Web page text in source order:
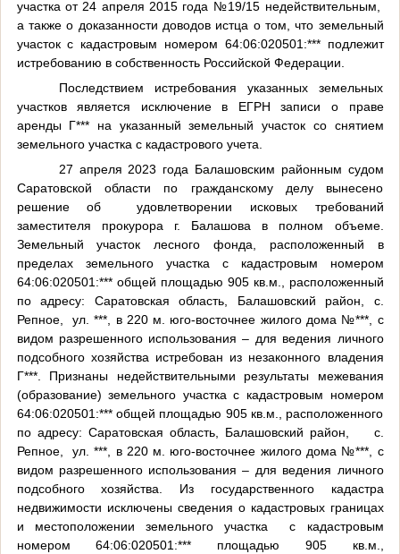
участка от 24 апреля 2015 года №19/15 недействительным,
а также о доказанности доводов истца о том, что земельный
участок с кадастровым номером 64:06:020501:*** подлежит
истребованию в собственность Российской Федерации.
Последствием истребования указанных земельных
участков является исключение в ЕГРН записи о праве
аренды Г*** на указанный земельный участок со снятием
земельного участка с кадастрового учета.
27 апреля 2023 года Балашовским районным судом
Саратовской области по гражданскому делу вынесено
решение об
удовлетворении исковых требований
заместителя прокурора г. Балашова в полном объ­еме.
Земельный участок лесного фонда, расположенный в
пределах земельного участка с кадастровым номером
64:06:020501:*** общей площадью 905 кв.м., расположенный
по адресу: Саратовская область, Балашовский район, с.
Репное,
ул. ***, в 220 м. юго-восточнее жилого дома №***, с
видом разрешенного использования – для ведения личного
подсобного хозяйства истребован из незаконного владения
Г***. Признаны недействительными результаты межевания
(образование) земельного участка с кадастровым номером
64:06:020501:*** общей площадью 905 кв.м., расположенного
по адресу: Саратовская область, Балашовский район,
с.
Репное,
ул. ***, в 220 м. юго-восточнее жилого дома №***, с
видом разрешенного использования – для ведения личного
подсобного хозяйства. Из государственного кадастра
недвижимости исключены сведения о кадастровых границах
и местоположении земельного участка
с кадастровым
номером 64:06:020501:*** площадью 905 кв.м.,